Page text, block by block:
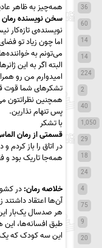
همه‌چیز به ظاهر
سخن نویسنده رمان
نویسنده‌ی
اما چون زیاد تو
می‌تونم به
البته اگر به این
امیدوارم من رو
تشکرهای شما قوت
همچنین نظراتتون
پس تنهام نذارین.
با تشکر
قسمتی از رمان
در اتاق را باز
همه‌جا تاریک بود و
خلاصه رمان:در
آن‌ها اعتقاد
هر صدسال یک‌بار
طبق افسانه‌ها، این
این سه کودک که یک
36
60
14
14
224
2
40
1,050
29
18
24
4
75
9
20